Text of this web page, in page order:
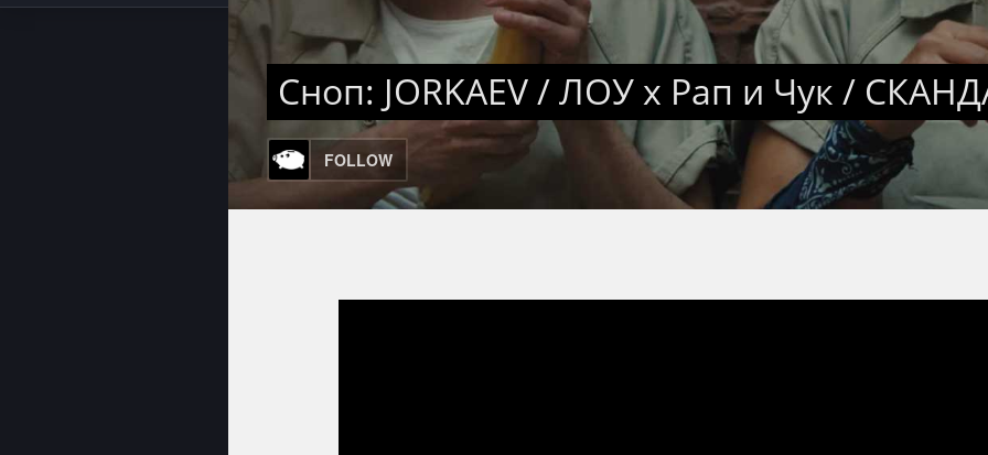
Сноп: JORKAEV / ЛОУ x Рап и Чук /
FOLLOW